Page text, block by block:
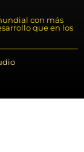
con más
que en los